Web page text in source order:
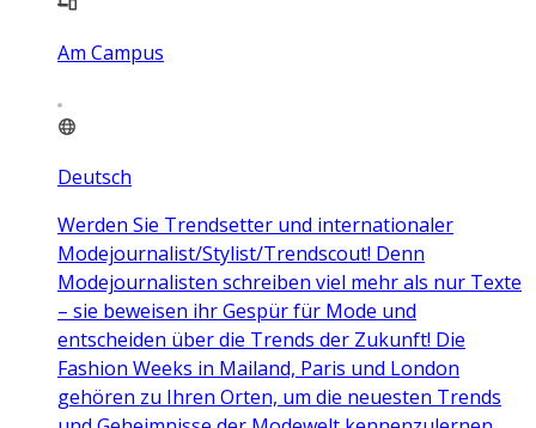
Am Campus
Deutsch
Werden Sie Trendsetter und internationaler
Modejournalist/Stylist/Trendscout! Denn
Modejournalisten schreiben viel mehr als nur Texte
– sie beweisen ihr Gespür für Mode und
entscheiden über die Trends der Zukunft! Die
Fashion Weeks in Mailand, Paris und London
gehören zu Ihren Orten, um die neuesten Trends